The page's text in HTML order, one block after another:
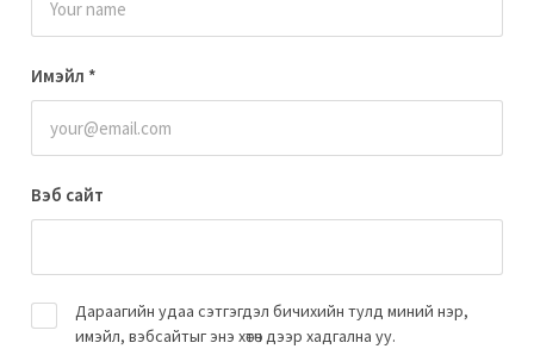
Имэйл *
Вэб сайт
Дараагийн удаа сэтгэгдэл бичихийн тулд миний нэр,
имэйл, вэбсайтыг энэ хөтөч дээр хадгална уу.